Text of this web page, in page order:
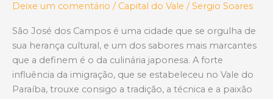
Deixe um comentário / Capital do Vale /Sergio Soares
São José dos Campos é uma cidade que se orgulha de
sua herança cultural, e um dos sabores mais marcantes
que a definem é o da culinária japonesa. A forte
influência da imigração, que se estabeleceu no Vale do
Paraíba, trouxe consigo a tradição, a técnica e a paixão